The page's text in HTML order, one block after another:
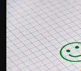
r
n
e
t
?